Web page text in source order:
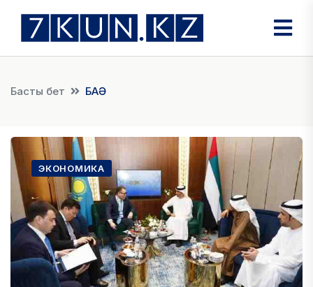
Басты бет БАӘ
ЭКОНОМИКА